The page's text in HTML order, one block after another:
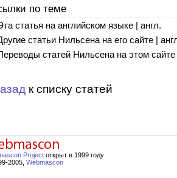
по теме
статья на английском языке | англ.
статьи Нильсена на его сайте |
статей Нильсена на этом сайте
к списку статей
Project открыт в 1999 году
2005, Webmascon